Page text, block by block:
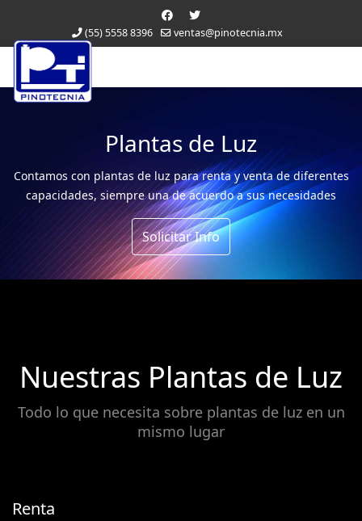
(55) 5558 8396 ventas@pinotecnia.mx
Plantas de Luz
Contamos con plantas de luz para renta y venta de diferentes
capacidades, siempre una de acuerdo a sus necesidades
Solicitar Info
Nuestras Plantas de Luz
Todo lo que necesita sobre plantas de luz en un
mismo lugar
Renta